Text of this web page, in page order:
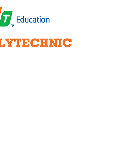
Giao lưu trực tuyến